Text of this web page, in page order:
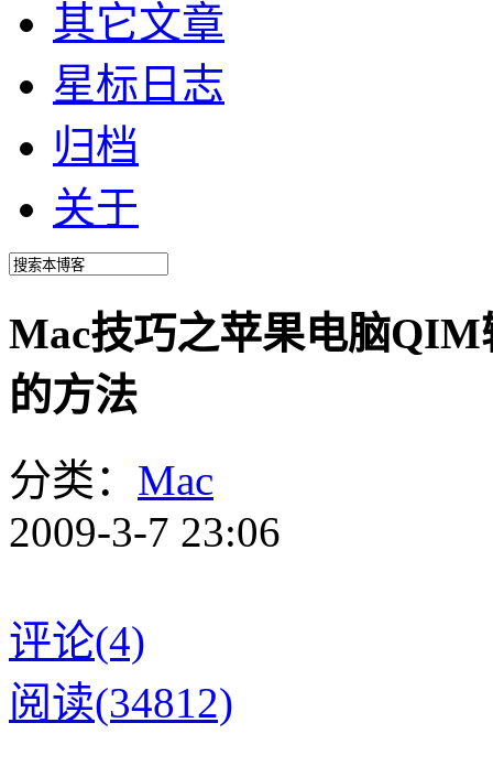
其它文章
星标日志
归档
关于
Mac技巧之苹果电脑
的方法
分类： Mac
2009-3-7 23:06
评论(4)
阅读(34812)